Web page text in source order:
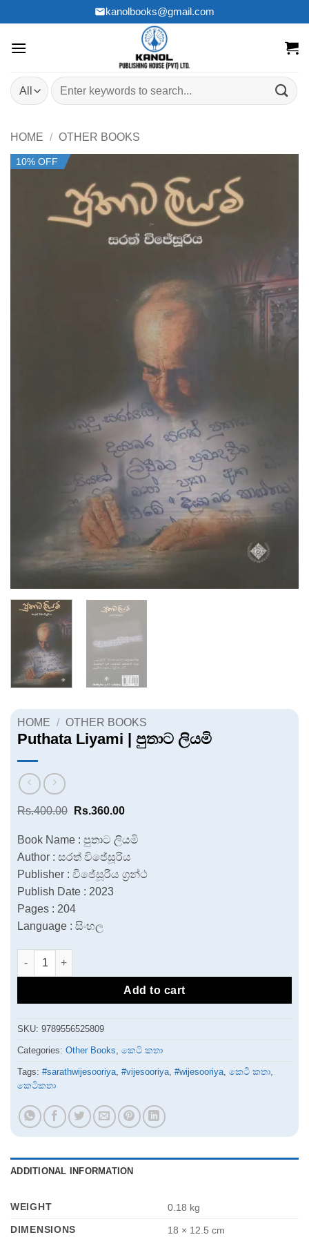
to
content
kanolbooks@gmail.com
Search
for:
HOME / OTHER BOOKS
10% OFF
HOME / OTHER BOOKS
Puthata Liyami | පුතාට ලියමි
Rs.400.00 Original
Rs.400.00.
Rs.360.00Current
is:
Rs.360.00.
Book Name : පුතාට ලියමි
Author : සරත් විජේසූරිය
Publisher : විජේසූරිය ග්‍රන්ථ
Publish Date : 2023
Pages : 204
Language : සිංහල
Puthata Liyami | පුතාට ලියමි quantity
Add to cart
SKU: 9789556525809
Categories: Other Books කෙටි කතා
Tags: #sarathwijesooriya #vijesooriya #wijesooriya කෙටි කතා
කෙටිකතා
ADDITIONAL INFORMATION
WEIGHT
0.18 kg
DIMENSIONS
18 × 12.5 cm